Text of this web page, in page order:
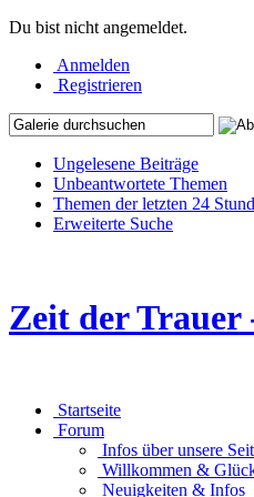
Du bist nicht angemeldet.
Anmelden
Registrieren
Ungelesene Beiträge
Unbeantwortete Themen
Themen der letzten 24
Erweiterte Suche
Zeit der Trauer
Startseite
Forum
Infos über unsere
Willkommen &
Neuigkeiten & Infos